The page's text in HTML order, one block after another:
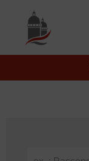
principal